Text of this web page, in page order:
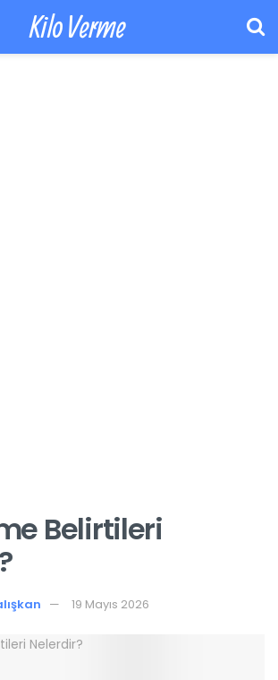
Kilo Verme
Belirtileri
19 Mayıs 2026